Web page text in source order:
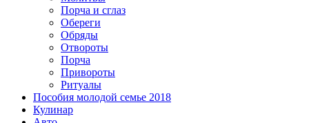
Порча и сглаз
Обереги
Обряды
Отвороты
Порча
Привороты
Ритуалы
Пособия молодой семье 2018
Кулинар